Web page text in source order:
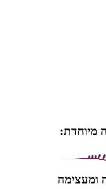
מיוחדת:
ומעצימה